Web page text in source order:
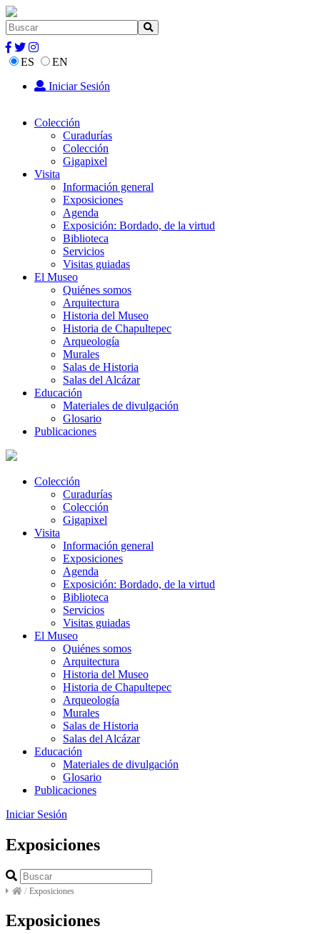
ES
EN
Iniciar Sesión
Colección
Curadurías
Colección
Gigapixel
Visita
Información general
Exposiciones
Agenda
Exposición: Bordado, de la virtud
Biblioteca
Servicios
Visitas guiadas
El Museo
Quiénes somos
Arquitectura
Historia del Museo
Historia de Chapultepec
Arqueología
Murales
Salas de Historia
Salas del Alcázar
Educación
Materiales de divulgación
Glosario
Publicaciones
Colección
Curadurías
Colección
Gigapixel
Visita
Información general
Exposiciones
Agenda
Exposición: Bordado, de la virtud
Biblioteca
Servicios
Visitas guiadas
El Museo
Quiénes somos
Arquitectura
Historia del Museo
Historia de Chapultepec
Arqueología
Murales
Salas de Historia
Salas del Alcázar
Educación
Materiales de divulgación
Glosario
Publicaciones
Iniciar Sesión
Exposiciones
/ Exposiciones
Exposiciones